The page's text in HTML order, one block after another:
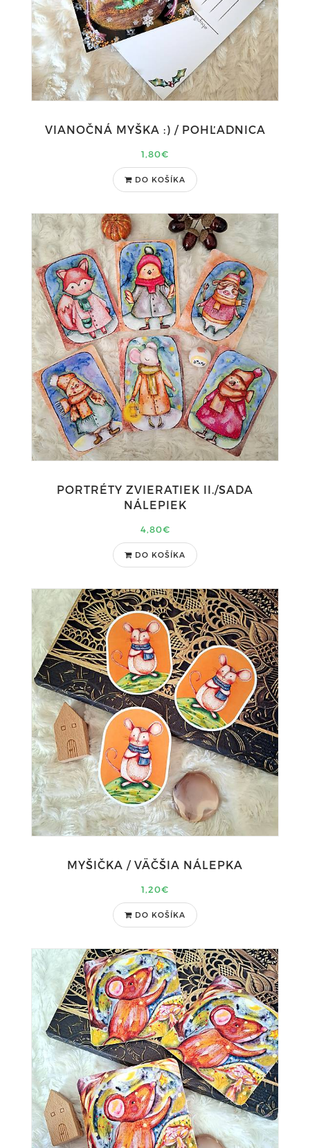
VIANOČNÁ MYŠKA :) / POHĽADNICA
1,80€
DO KOŠÍKA
PORTRÉTY ZVIERATIEK II./SADA
NÁLEPIEK
4,80€
DO KOŠÍKA
MYŠIČKA / VÄČŠIA NÁLEPKA
1,20€
DO KOŠÍKA